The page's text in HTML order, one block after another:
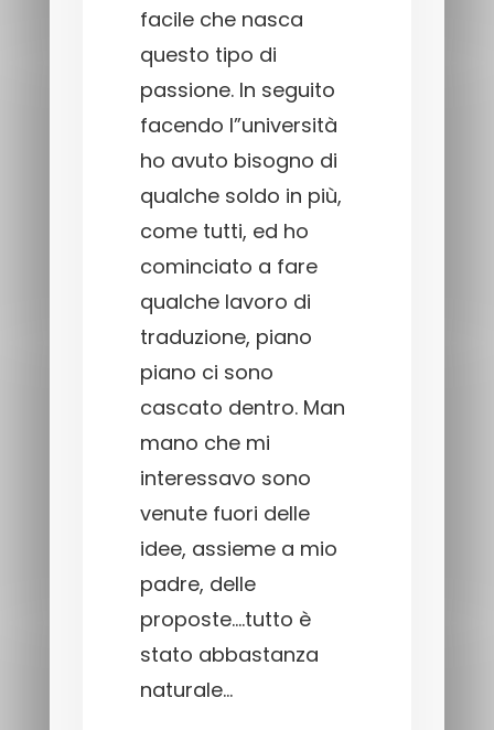
facile che nasca
questo tipo di
passione. In seguito
facendo l”università
ho avuto bisogno di
qualche soldo in più,
come tutti, ed ho
cominciato a fare
qualche lavoro di
traduzione, piano
piano ci sono
cascato dentro. Man
mano che mi
interessavo sono
venute fuori delle
idee, assieme a mio
padre, delle
proposte….tutto è
stato abbastanza
naturale…